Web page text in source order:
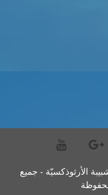
الشبيبة الأرثوذكسيّة - جميع